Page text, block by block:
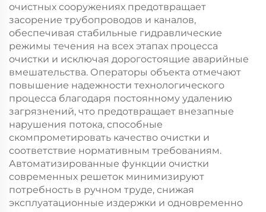
очистных сооружениях предотвращает
засорение трубопроводов и каналов,
обеспечивая стабильные гидравлические
режимы течения на всех этапах процесса
очистки и исключая дорогостоящие аварийные
вмешательства. Операторы объекта отмечают
повышение надежности технологического
процесса благодаря постоянному удалению
загрязнений, что предотвращает внезапные
нарушения потока, способные
скомпрометировать качество очистки и
соответствие нормативным требованиям.
Автоматизированные функции очистки
современных решеток минимизируют
потребность в ручном труде, снижая
эксплуатационные издержки и одновременно